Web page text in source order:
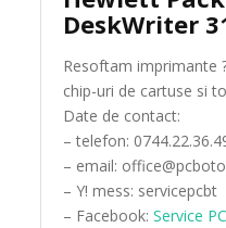
DeskWriter
Resoftam imprimante
chip-uri de cartuse si
Date de contact:
– telefon:
– email:
– Y! mess: servicepcbt
– Facebook:Service